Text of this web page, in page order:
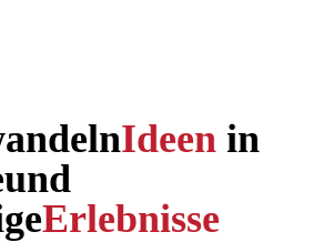
Ideen in
und
Erlebnisse